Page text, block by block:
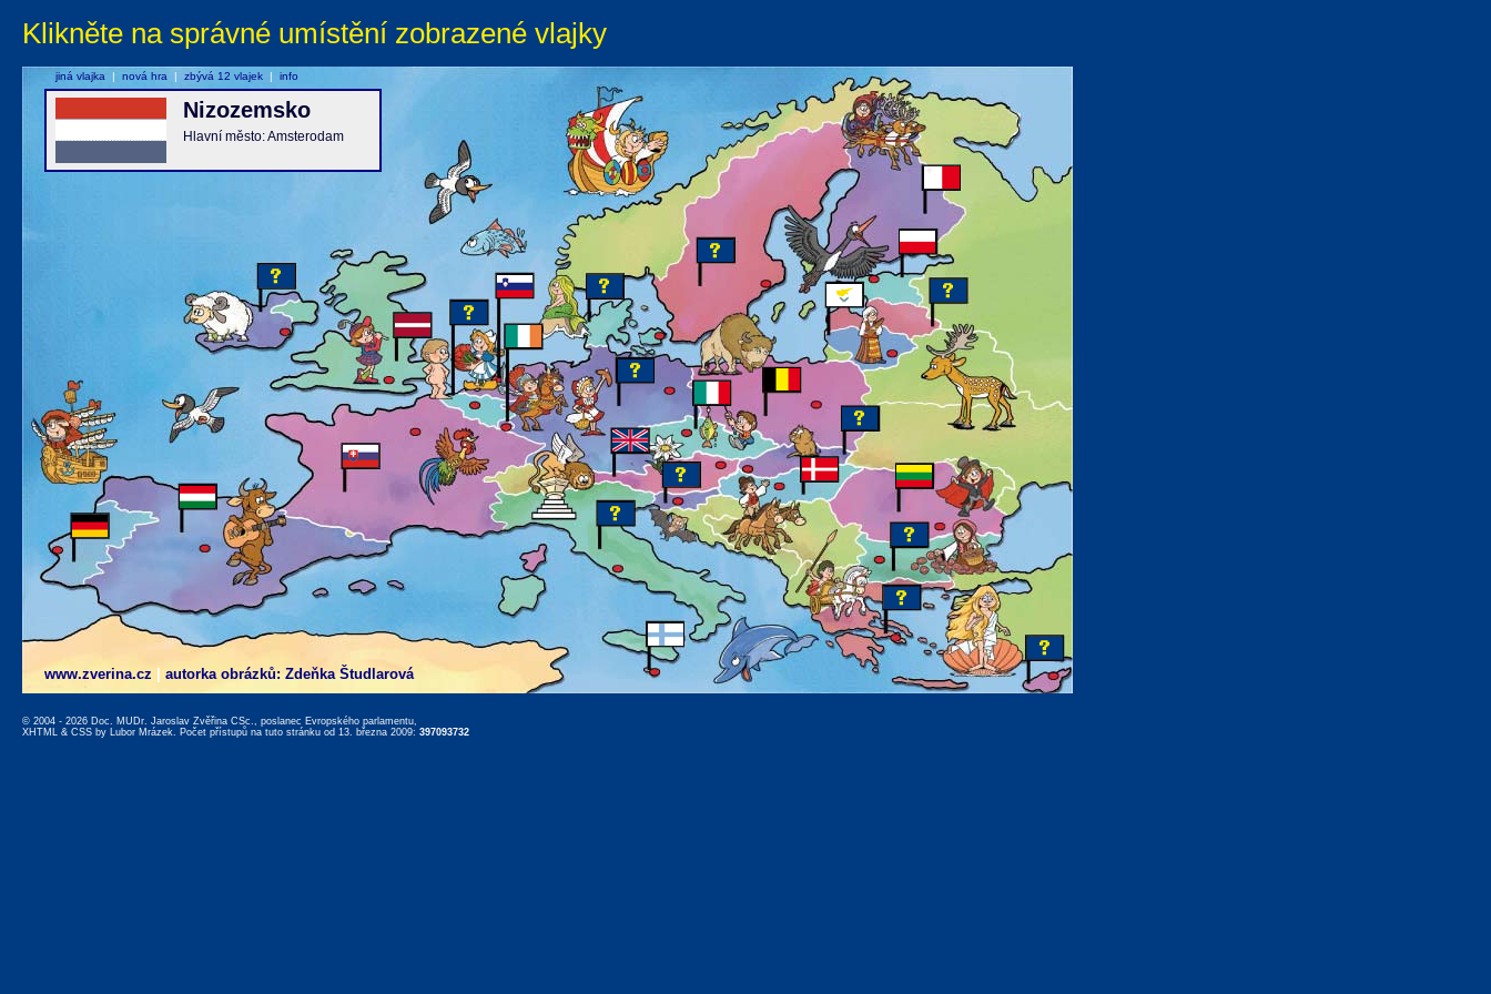
Klikněte na správné umístění zobrazené vlajky
www.zverina.cz autorka obrázků: Zdeňka Študlarová
Nizozemsko
Hlavní město: Amsterodam
jiná vlajka | nová hra | zbývá 12 vlajek | info
© 2004 - 2026 Doc. MUDr. Jaroslav Zvěřina CSc., poslanec Evropského parlamentu,
XHTML & CSS by Lubor Mrázek. Počet přístupů na tuto stránku od 13. března 2009: 397093732